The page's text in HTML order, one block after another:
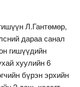
Л.Гантөмөр,
дараа санал
гишүүдийн
хуулийн 6
бүрэн эрхийн